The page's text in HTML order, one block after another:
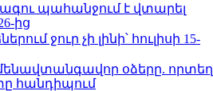
պահանջում է վտարել
ից
ջուր չի լինի՝ հուլիսի 15-
օձերը. որտեղ
հանդիպում